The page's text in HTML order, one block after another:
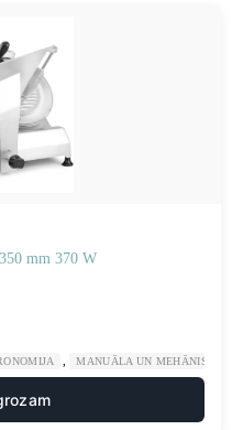
mm 370 W
MANUĀLA UN MEHĀNISKA